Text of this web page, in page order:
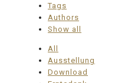
Tags
Authors
Show all
All
Ausstellung
Download